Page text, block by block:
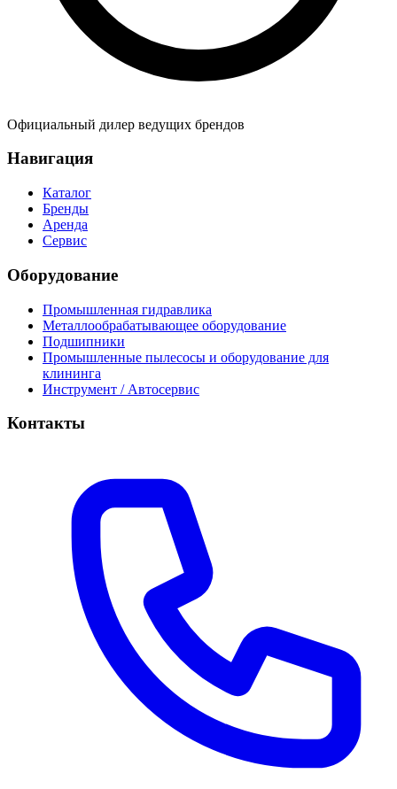
Официальный дилер ведущих брендов
Навигация
Каталог
Бренды
Аренда
Сервис
Оборудование
Промышленная гидравлика
Металлообрабатывающее оборудование
Подшипники
Промышленные пылесосы и оборудование для
клининга
Инструмент / Автосервис
Контакты